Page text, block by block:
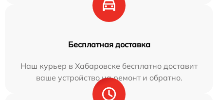
Бесплатная доставка
Наш курьер в Хабаровске бесплатно доставит
ваше устройство на ремонт и обратно.